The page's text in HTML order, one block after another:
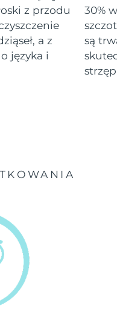
z przodu
a z
języka i
30%
są
czas dostawy
czas dostawy
৯/৮/২৬
১১/৮/২৬
czas dostawy
czas dostawy